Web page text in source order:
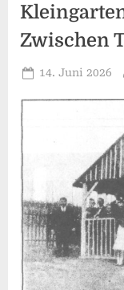
Zwischen
Posted
14. Juni 2026